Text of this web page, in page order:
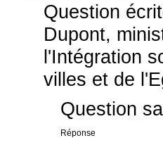
Question
Dupont,
l'Intégration
villes et de
Question
Réponse